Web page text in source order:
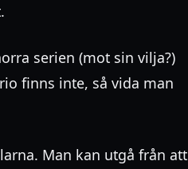
serien (mot sin vilja?)
finns inte, så vida man
Man kan utgå från att